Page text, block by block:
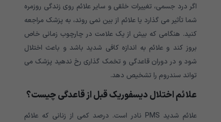
اگر درد جسمی، تغییرات خلقی و سایر علائم روی زندگی روزمره
شما تأثیر می گذارد یا علائم از بین نمی روند، به پزشک مراجعه
کنید. هنگامی که بیش از یک علامت در چارچوب زمانی خاص
بروز کند و علائم به اندازه کافی شدید باشد و باعث اختلال
شود و در دوران قاعدگی و تخمک گذاری رخ ندهید پزشک می
تواند سندروم را تشخیص دهد.
علائم اختلال دیسفوریک قبل از قاعدگی چیست؟
علائم شدید PMS نادر است. درصد کمی از زنانی که علائم